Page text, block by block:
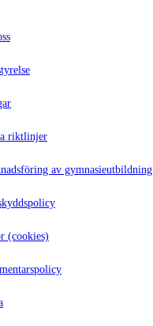
riktlinjer
av gymnasieutbildning
(cookies)